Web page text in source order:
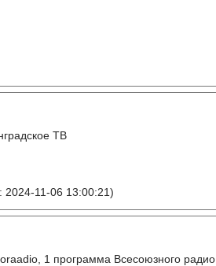
ТВ
2024-11-06 13:00:21)
1 программа Всесоюзного радио